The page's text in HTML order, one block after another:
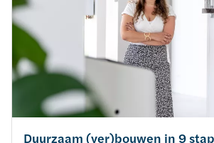
Duurzaam (ver)bouwen in 9